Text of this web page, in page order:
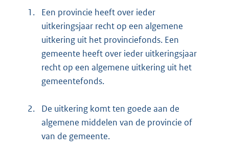
1.
Een provincie heeft over ieder
uitkeringsjaar recht op een algemene
uitkering uit het provinciefonds. Een
gemeente heeft over ieder uitkeringsjaar
recht op een algemene uitkering uit het
gemeentefonds.
2.
De uitkering komt ten goede aan de
algemene middelen van de provincie of
van de gemeente.